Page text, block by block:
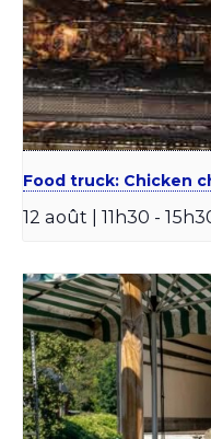
Food truck: Chicken
12 août | 11h30 -